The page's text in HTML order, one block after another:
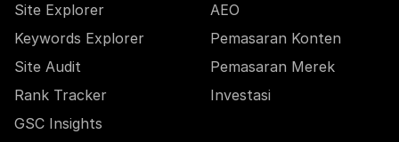
Site Explorer
Keywords Explorer
Site Audit
Rank Tracker
GSC Insights
AEO
Pemasaran Konten
Pemasaran Merek
Investasi